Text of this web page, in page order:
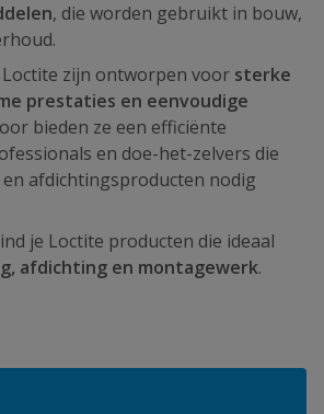
, die worden gebruikt in bouw,
zijn ontworpen voor sterke
prestaties en eenvoudige
bieden ze een efficiënte
en doe-het-zelvers die
afdichtingsproducten nodig
je Loctite producten die ideaal
afdichting en montagewerk.